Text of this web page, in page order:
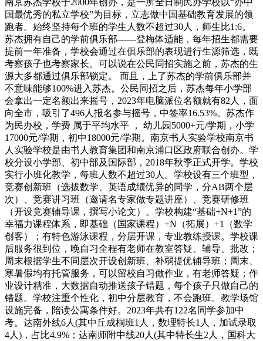
国最优秀的私立学校”为目标，立志做中国基础教育发展的领
跑者。始终坚持每个班的学生人数不超过30人，师生比1:6。
苏杰拥有自己的学前俱乐部——登梅体适能，每年招生都需要
提前一年准备，学校会通过在俱乐部的表现进行生源筛选，既
考察孩子也考察家长。可以说在公民同招实施之前，苏杰的生
源大多都通过俱乐部锁定。 而且，上了苏杰的学前俱乐部并
不意味能够100%进入苏杰。公民同招之后，苏杰每年小学部
会拿出一定名额出来摇号，2023年电脑派位名额就有82人，面
向全市，吸引了496人报名参与摇号，中签率16.53%。苏杰作
为民办校，学费 属于平均水平 ， 幼儿园5000+元/学期，小学
17000元/学期，初中18000元/学期。南京书人实验学校南京书
人实验学校是由书人教育集团和南京浦口区政府联合创办。学
校分设小学部、初中部及国际部，2018年秋季正式开学。学校
实行小班化教学，每班人数不超过30人。学校设有三个班型，
竞赛创新班（选拔数学、英语成绩优异的同学，分AB两个层
次）、竞赛讲习班（邀请名专家做专题讲座）、竞赛研修班
（开设竞赛辅导课，撰写小论文）。学校构建“基础+N+1”的
幸福力课程体系，即基础（国家课程）+N（拓展）+1（数学
创客）；有特色游泳课程，分层开课，专业教练授课。学校课
后服务很到位，晚自习全程有老师在教室答疑、辅导、批改；
周末根据学生不同层次开设创新班、补弱提优辅导班；周末、
寒暑假均有托管服务，可以留校自习做作业，有老师答疑；作
业设计精准，大数据自动推送孩子错题，每个孩子只做自己的
错题。学校注重个性化，初中分层教育，不会跑班。教学场馆
设施完备，陪读公寓条件好。2023年共有122名同学参加中
考。达南外线6人(其中丘成桐班1人，数理特长1人，加试录取
4人)，占比4.9%；达南师附中线20人(其中特长生2人，国科大